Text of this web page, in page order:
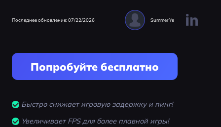
Последнее обновление: 07/22/2026 Summer Ye
Попробуйте бесплатно
Быстро снижает игровую задержку и пинг!
Увеличивает FPS для более плавной игры!